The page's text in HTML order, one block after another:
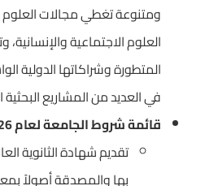
ومتنوعة تغطي مجالات العلوم
العلوم الاجتماعية والإنسانية،
المتطورة وشراكاتها الدولية
في العديد من المشاريع البحثية
قائمة شروط الجامعة لعام 2026:
تقديم شهادة الثانوية
بها والمصدقة أصولاً